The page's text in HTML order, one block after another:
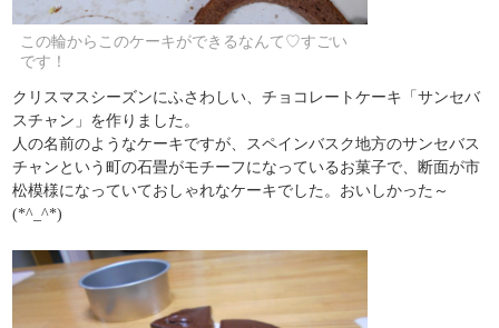
この輪からこのケーキができるなんて♡すごい
です！
クリスマスシーズンにふさわしい、チョコレートケーキ「サンセバ
スチャン」を作りました。
人の名前のようなケーキですが、スペインバスク地方のサンセバス
チャンという町の石畳がモチーフになっているお菓子で、断面が市
松模様になっていておしゃれなケーキでした。おいしかった～
(*^_^*)